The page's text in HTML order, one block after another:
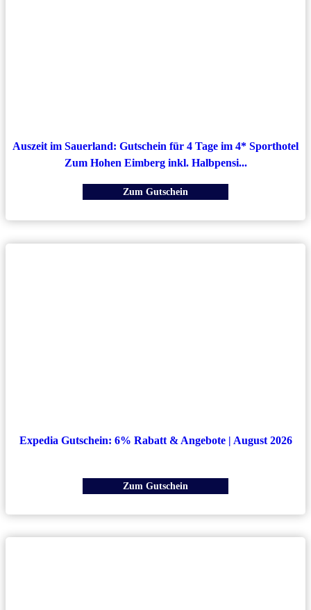
Auszeit im Sauerland: Gutschein für 4 Tage im 4* Sporthotel
Zum Hohen Eimberg inkl. Halbpensi...
Zum Gutschein
Expedia Gutschein: 6% Rabatt & Angebote | August 2026
Zum Gutschein